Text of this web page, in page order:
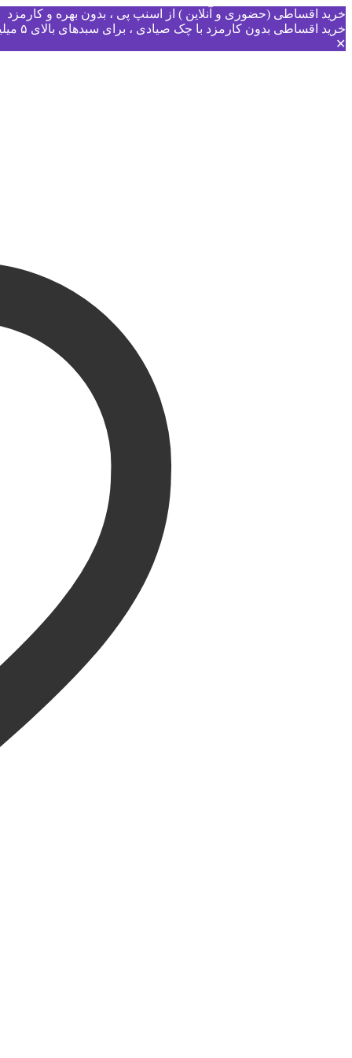
خرید اقساطی (حضوری و آنلاین ) از اسنپ پی ، بدون بهره و کارمزد
خرید اقساطی بدون کارمزد با چک صیادی ، برای سبدهای بالای ۵ میلیون
✕